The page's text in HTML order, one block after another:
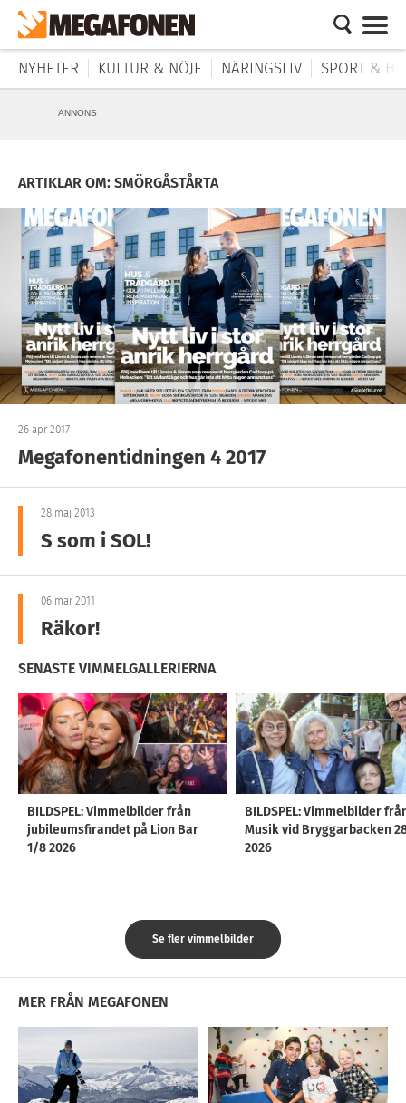
NYHETER KULTUR & NÖJE NÄRINGSLIV SPORT &
ANNONS
ARTIKLAR OM: SMÖRGÅSTÅRTA
26 apr 2017
Megafonentidningen 4 2017
28 maj 2013
S som i SOL!
06 mar 2011
Räkor!
SENASTE VIMMELGALLERIERNA
BILDSPEL: Vimmelbilder från
jubileumsfirandet på Lion Bar
1/8 2026
BILDSPEL: Vimmelbilder
Musik vid Bryggarbacken
2026
Se fler vimmelbilder
MER FRÅN MEGAFONEN